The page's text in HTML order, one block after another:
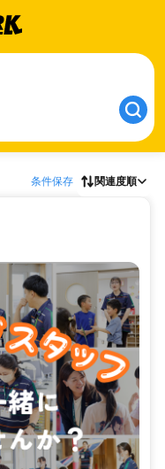
条件保存 関連度順